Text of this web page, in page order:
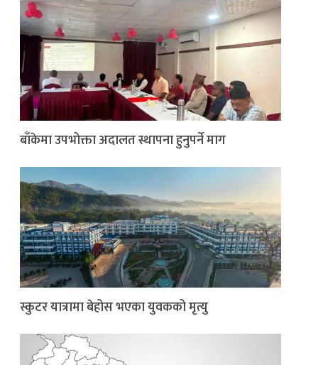
बाँकेमा उपभोक्ता अदालत स्थापना हुनुपर्ने माग
स्कुटर यात्रामा बेहोस भएका युवकको मृत्यु